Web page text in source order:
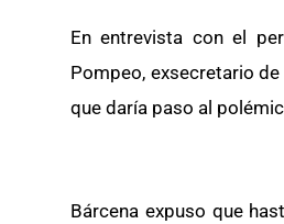
En entrevista con el
Pompeo, exsecretario
que daría paso al
Bárcena expuso que